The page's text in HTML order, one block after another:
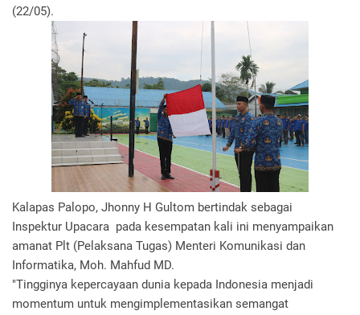
(22/05).
Kalapas Palopo, Jhonny H Gultom bertindak sebagai
Inspektur Upacara pada kesempatan kali ini menyampaikan
amanat Plt (Pelaksana Tugas) Menteri Komunikasi dan
Informatika, Moh. Mahfud MD.
"Tingginya kepercayaan dunia kepada Indonesia menjadi
momentum untuk mengimplementasikan semangat